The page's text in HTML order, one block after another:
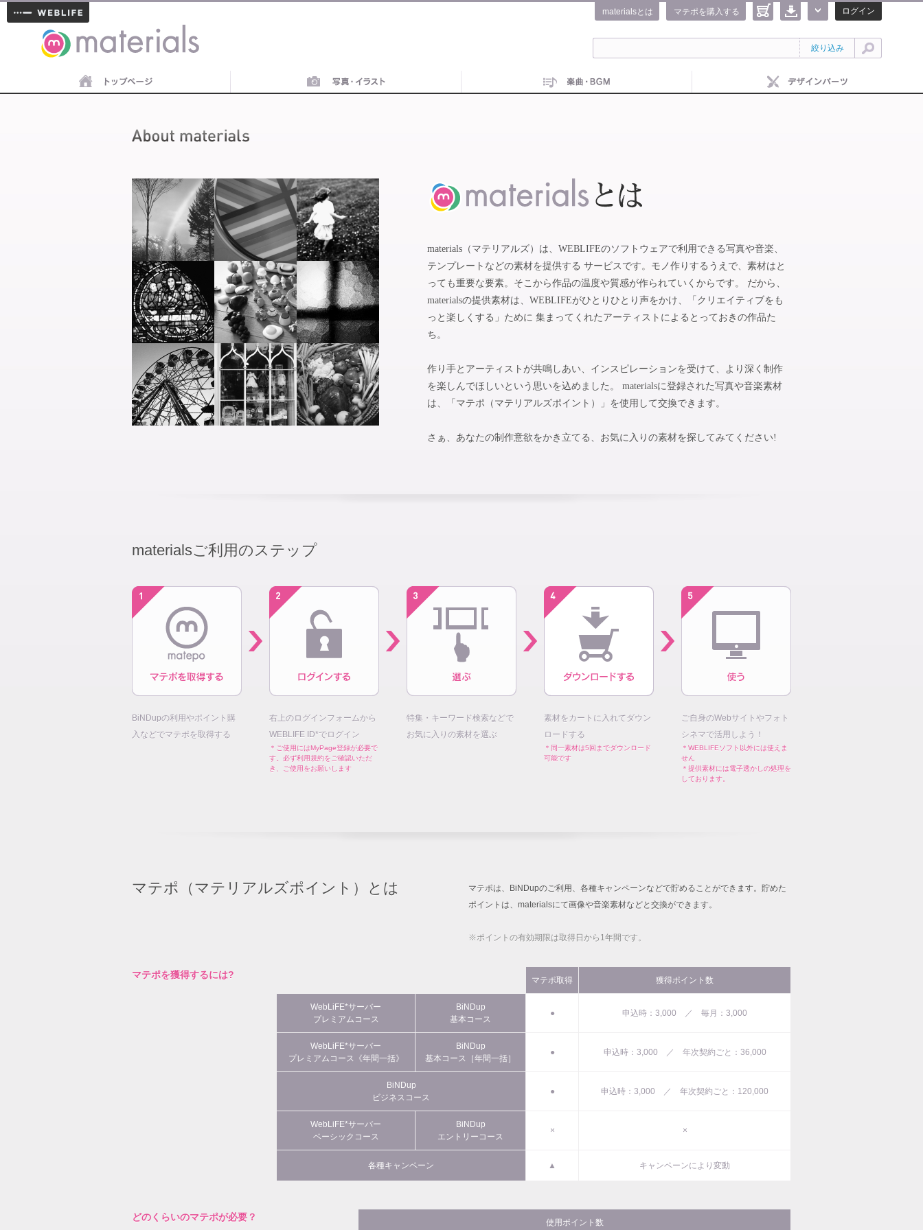
materials
ログイン
マテポを購入する
materialsとは
絞り込み
materials（マテリアルズ）は、WEBLIFEのソフトウェアで利用できる写真や音楽、
テンプレートなどの素材を提供する サービスです。モノ作りするうえで、素材はと
っても重要な要素。そこから作品の温度や質感が作られていくからです。 だから、
materialsの提供素材は、WEBLIFEがひとりひとり声をかけ、「クリエイティブをも
っと楽しくする」ために 集まってくれたアーティストによるとっておきの作品た
ち。
作り手とアーティストが共鳴しあい、インスピレーションを受けて、より深く制作
を楽しんでほしいという思いを込めました。 materialsに登録された写真や音楽素材
は、「マテポ（マテリアルズポイント）」を使用して交換できます。
さぁ、あなたの制作意欲をかき立てる、お気に入りの素材を探してみてください!
materialsご利用のステップ
BiNDupの利用やポイント購
入などでマテポを取得する
右上のログインフォームから
WEBLIFE ID*でログイン
＊ご使用にはMyPage登録が必要で
す。必ず利用規約をご確認いただ
き、ご使用をお願いします
特集・キーワード検索などで
お気に入りの素材を選ぶ
素材をカートに入れてダウン
ロードする
＊同一素材は5回までダウンロード
可能です
ご自身のWebサイトやフォト
シネマで活用しよう！
＊WEBLIFEソフト以外には使えま
せん
＊提供素材には電子透かしの処理を
しております。
マテポ（マテリアルズポイント）とは
マテポは、BiNDupのご利用、各種キャンペーンなどで貯めることができます。貯めた
ポイントは、materialsにて画像や音楽素材などと交換ができます。
※ポイントの有効期限は取得日から1年間です。
マテポを獲得するには? マテポ取得 獲得ポイント数
WebLiFE*サーバー
プレミアムコース
BiNDup
基本コース
● 申込時：3,000 ／ 毎月：3,000
WebLiFE*サーバー
プレミアムコース《年間一括》
BiNDup
基本コース［年間一括］
● 申込時：3,000 ／ 年次契約ごと：36,000
BiNDup
ビジネスコース
● 申込時：3,000 ／ 年次契約ごと：120,000
WebLiFE*サーバー
ベーシックコース
BiNDup
エントリーコース
× ×
各種キャンペーン ▲ キャンペーンにより変動
どのくらいのマテポが必要？ 使用ポイント数